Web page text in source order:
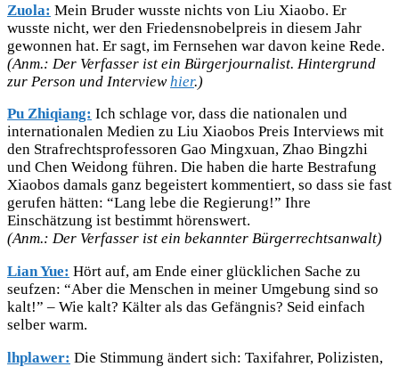
Zuola: Mein Bruder wusste nichts von Liu Xiaobo. Er
wusste nicht, wer den Friedensnobelpreis in diesem Jahr
gewonnen hat. Er sagt, im Fernsehen war davon keine Rede.
(Anm.: Der Verfasser ist ein Bürgerjournalist. Hintergrund
zur Person und Interviewhier.)
Pu Zhiqiang: Ich schlage vor, dass die nationalen und
internationalen Medien zu Liu Xiaobos Preis Interviews mit
den Strafrechtsprofessoren Gao Mingxuan, Zhao Bingzhi
und Chen Weidong führen. Die haben die harte Bestrafung
Xiaobos damals ganz begeistert kommentiert, so dass sie fast
gerufen hätten: “Lang lebe die Regierung!” Ihre
Einschätzung ist bestimmt hörenswert.
(Anm.: Der Verfasser ist ein bekannter Bürgerrechtsanwalt)
Lian Yue: Hört auf, am Ende einer glücklichen Sache zu
seufzen: “Aber die Menschen in meiner Umgebung sind so
kalt!” – Wie kalt? Kälter als das Gefängnis? Seid einfach
selber warm.
lhplawer: Die Stimmung ändert sich: Taxifahrer, Polizisten,